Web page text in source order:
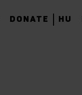
DONATE HU